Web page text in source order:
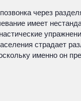
через
имеет
страдает
именно он